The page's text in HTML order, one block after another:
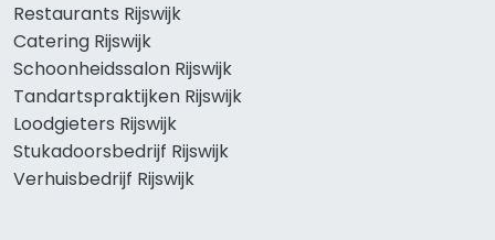
Restaurants Rijswijk
Catering Rijswijk
Schoonheidssalon Rijswijk
Tandartspraktijken Rijswijk
Loodgieters Rijswijk
Stukadoorsbedrijf Rijswijk
Verhuisbedrijf Rijswijk